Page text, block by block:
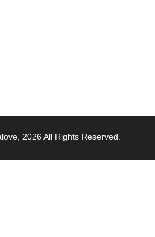
, 2026 All Rights Reserved.